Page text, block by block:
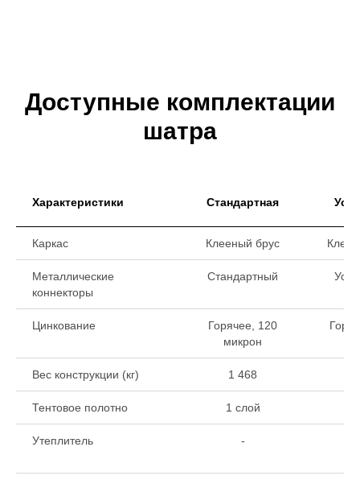
Доступные комплектации
шатра
Характеристики Стандартная
Каркас Клееный брус
Металлические
коннекторы
Стандартный
Цинкование
Горячее, 120
микрон
Вес конструкции (кг) 1 468
Тентовое полотно 1 слой
Утеплитель -